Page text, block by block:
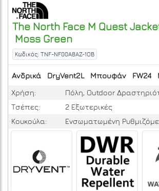
The North Face M Quest
Moss Green
Κωδικός: TNF-NF00A8AZ-1OB
Ανδρικά DryVent2L Μπουφάν FW24
Χρήση:
Πόλη, Outdoor
Τσέπες:
2 Εξωτερικές
Κουκούλα:
Ενσωματωμένη